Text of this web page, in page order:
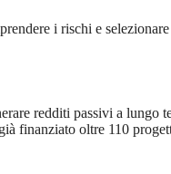
i rischi e
redditi passivi a lungo
finanziato oltre 110